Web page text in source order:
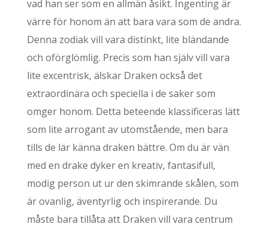
vad han ser som en allmän åsikt. Ingenting är
värre för honom än att bara vara som de andra.
Denna zodiak vill vara distinkt, lite bländande
och oförglömlig. Precis som han själv vill vara
lite excentrisk, älskar Draken också det
extraordinära och speciella i de saker som
omger honom. Detta beteende klassificeras lätt
som lite arrogant av utomstående, men bara
tills de lär känna draken bättre. Om du är vän
med en drake dyker en kreativ, fantasifull,
modig person ut ur den skimrande skålen, som
är ovanlig, äventyrlig och inspirerande. Du
måste bara tillåta att Draken vill vara centrum